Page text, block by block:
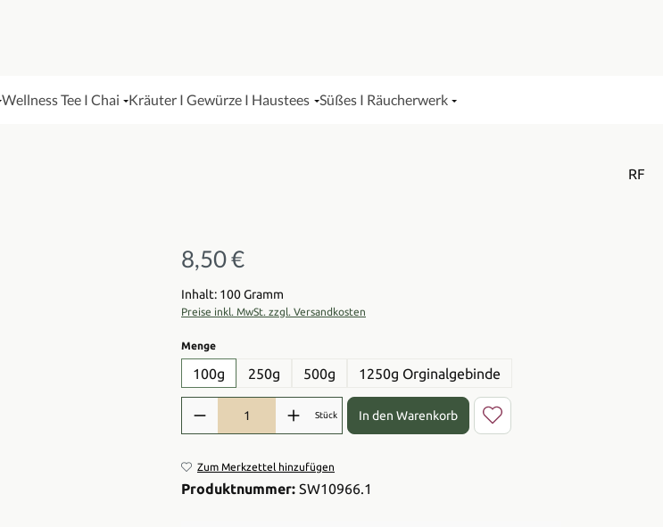
Wellness Tee I Chai Kräuter I Gewürze I Haustees Süßes I Räucherwerk
RF
Regulärer Preis:
8,50 €
Inhalt: 100 Gramm
Preise inkl. MwSt. zzgl. Versandkosten
Mengeauswählen
100g 250g 500g 1250g Orginalgebinde
Produkt Anzahl: Gib den gewünschten Wert ein oder benutze die
Stück In den Warenkorb
Zum Merkzettel hinzufügen
Produktnummer: SW10966.1